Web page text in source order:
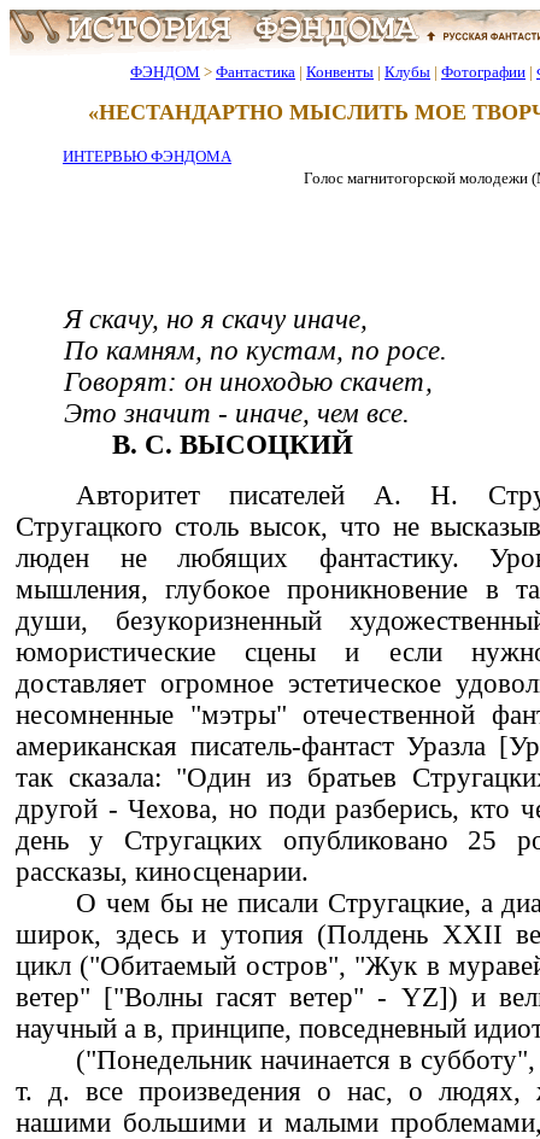
ФЭНДОМ > Фантастика | Конвенты | Клубы | Фотографии |
«НЕСТАНДАРТНО МЫСЛИТЬ МОЕ
ИНТЕРВЬЮ ФЭНДОМА
Голос магнитогорской молодежи
Я скачу, но я скачу иначе,
По камням, по кустам, по росе.
Говорят: он иноходью скачет,
Это значит - иначе, чем все.
В. С. ВЫСОЦКИЙ
Авторитет писателей А. Н.
Стругацкого столь высок, что не
люден не любящих фантастику.
мышления, глубокое проникновение в
души, безукоризненный
юмористические сцены и если
доставляет огромное эстетическое
несомненные "мэтры" отечественной
американская писатель-фантаст Уразла
так сказала: "Один из братьев
другой - Чехова, но поди разберись, кто
день у Стругацких опубликовано 25
рассказы, киносценарии.
О чем бы не писали Стругацкие, а
широк, здесь и утопия (Полдень XXII
цикл ("Обитаемый остров", "Жук в
ветер" ["Волны гасят ветер" - YZ]) и
научный а в, принципе, повседневный
("Понедельник начинается в
т. д. все произведения о нас, о людях,
нашими большими и малыми